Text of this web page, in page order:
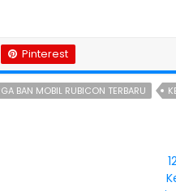
Pinterest
BAN MOBIL RUBICON TERBARU